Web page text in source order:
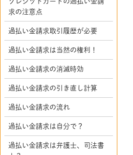
求の注意点
過払い金請求取引履歴が必要
過払い金請求は当然の権利！
過払い金請求の消滅時効
過払い金請求の引き直し計算
過払い金請求の流れ
過払い金請求は自分で？
過払い金請求は弁護士、司法書